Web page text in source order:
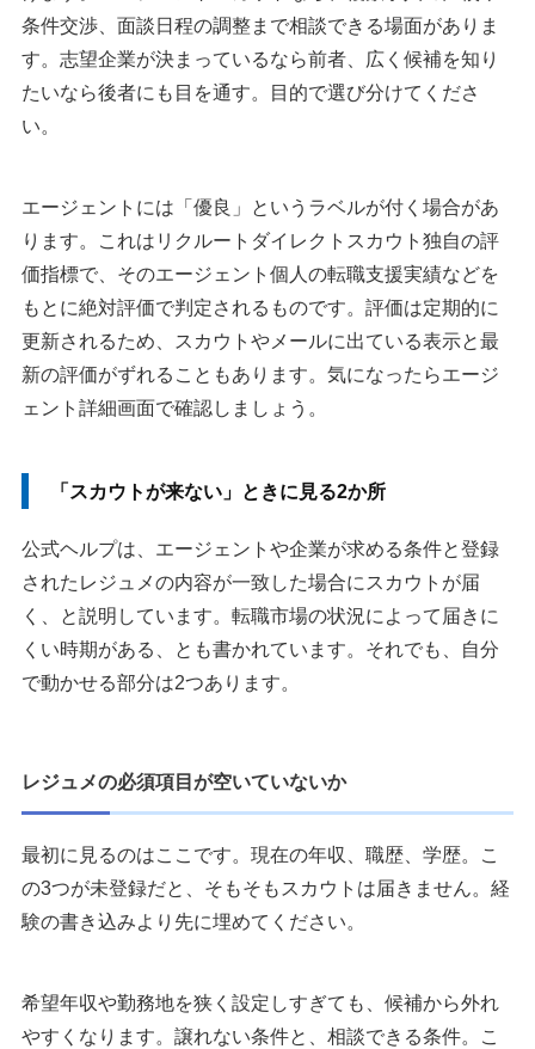
条件交渉、面談日程の調整まで相談できる場面がありま
す。志望企業が決まっているなら前者、広く候補を知り
たいなら後者にも目を通す。目的で選び分けてくださ
い。
エージェントには「優良」というラベルが付く場合があ
ります。これはリクルートダイレクトスカウト独自の評
価指標で、そのエージェント個人の転職支援実績などを
もとに絶対評価で判定されるものです。評価は定期的に
更新されるため、スカウトやメールに出ている表示と最
新の評価がずれることもあります。気になったらエージ
ェント詳細画面で確認しましょう。
「スカウトが来ない」ときに見る2か所
公式ヘルプは、エージェントや企業が求める条件と登録
されたレジュメの内容が一致した場合にスカウトが届
く、と説明しています。転職市場の状況によって届きに
くい時期がある、とも書かれています。それでも、自分
で動かせる部分は2つあります。
レジュメの必須項目が空いていないか
最初に見るのはここです。現在の年収、職歴、学歴。こ
の3つが未登録だと、そもそもスカウトは届きません。経
験の書き込みより先に埋めてください。
希望年収や勤務地を狭く設定しすぎても、候補から外れ
やすくなります。譲れない条件と、相談できる条件。こ